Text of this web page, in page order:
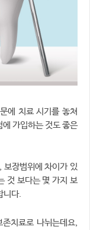
에 치료 시기를 놓쳐
가입하는 것도 좋은
보장범위에 차이가 있
것 보다는 몇 가지 보
니다.
치료로 나뉘는데요,